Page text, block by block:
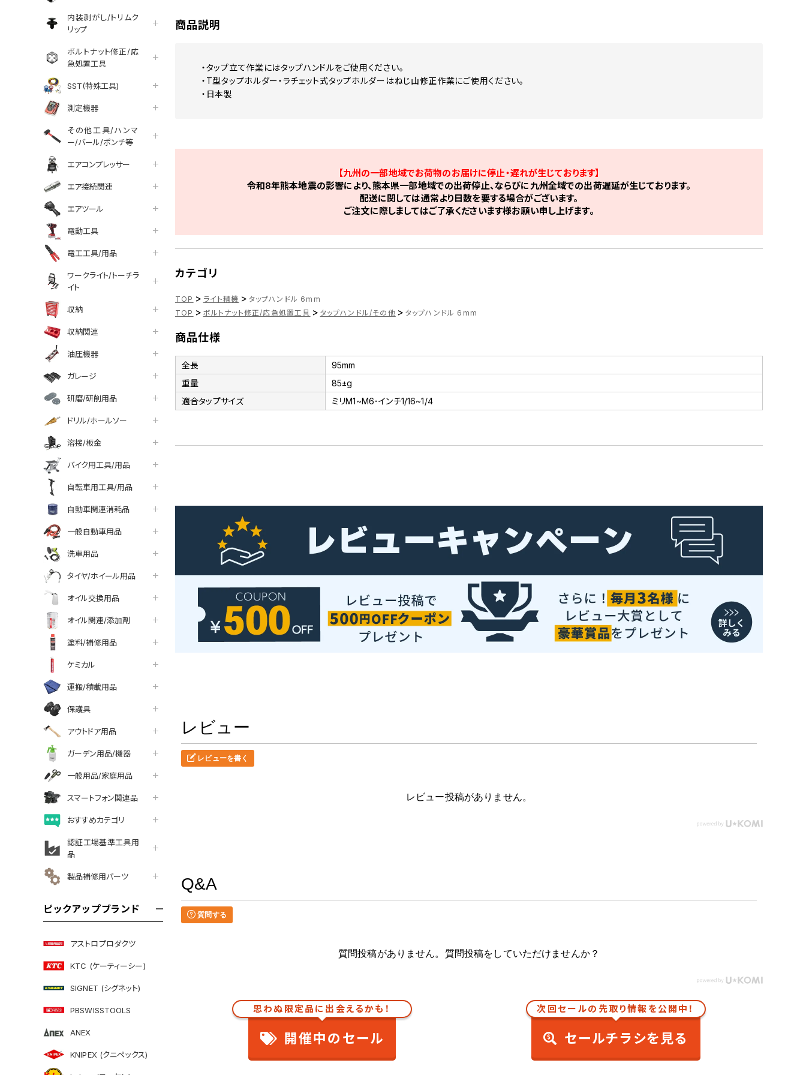
内装剥がし/トリムク
リップ
ボルトナット修正/応
急処置工具
SST(特殊工具)
測定機器
その他工具/ハンマ
ー/バール/ポンチ等
エアコンプレッサー
エア接続関連
エアツール
電動工具
電工工具/用品
ワークライト/トーチラ
イト
収納
収納関連
油圧機器
ガレージ
研磨/研削用品
ドリル/ホールソー
溶接/板金
バイク用工具/用品
自転車用工具/用品
自動車関連消耗品
一般自動車用品
洗車用品
タイヤ/ホイール用品
オイル交換用品
オイル関連/添加剤
塗料/補修用品
ケミカル
運搬/積載用品
保護具
アウトドア用品
ガーデン用品/機器
一般用品/家庭用品
スマートフォン関連品
おすすめカテゴリ
認証工場基準工具用
品
製品補修用パーツ
ピックアップブランド
アストロプロダクツ
KTC (ケーティーシー)
SIGNET (シグネット)
PBSWISSTOOLS
ANEX
KNIPEX (クニペックス)
商品説明
・タップ立て作業にはタップハンドルをご使用ください。
・T型タップホルダー・ラチェット式タップホルダーはねじ山修正作業にご使用ください。
・日本製
【九州の一部地域でお荷物のお届けに停止・遅れが生じております】
令和8年熊本地震の影響により、熊本県一部地域での出荷停止、ならびに九州全域での出荷遅延が生じております。
配送に関しては通常より日数を要する場合がございます。
ご注文に際しましてはご了承くださいます様お願い申し上げます。
カテゴリ
TOP > ライト精機 > タップハンドル 6mm
TOP > ボルトナット修正/応急処置工具 > タップハンドル/その他 > タップハンドル 6mm
商品仕様
全長
95mm
重量
85±g
適合タップサイズ
ミリM1~M6･インチ1/16~1/4
レビュー
レビューを書く
レビュー投稿がありません。
Q&A
質問する
質問投稿がありません。質問投稿をしていただけませんか？
思わぬ限定品に出会えるかも！
開催中のセール
次回セールの先取り情報を公開中！
セールチラシを見る